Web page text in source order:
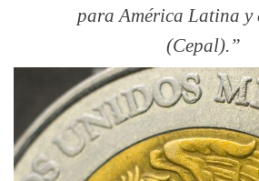
para América Latina y
(Cepal).